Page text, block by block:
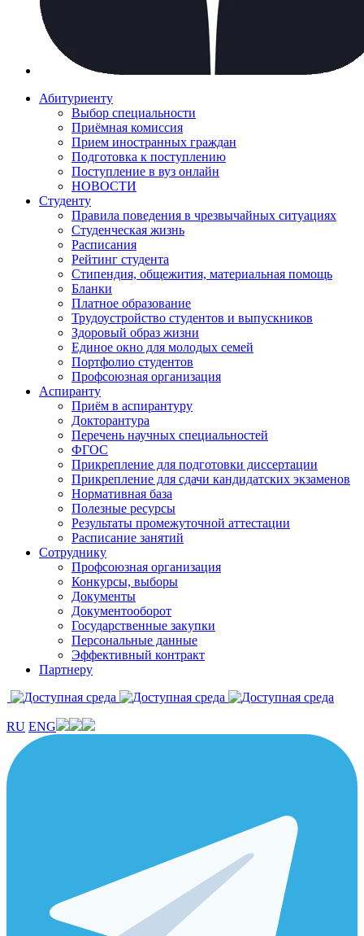
Абитуриенту
Выбор специальности
Приёмная комиссия
Прием иностранных граждан
Подготовка к поступлению
Поступление в вуз онлайн
НОВОСТИ
Студенту
Правила поведения в чрезвычайных ситуациях
Студенческая жизнь
Расписания
Рейтинг студента
Стипендия, общежития, материальная помощь
Бланки
Платное образование
Трудоустройство студентов и выпускников
Здоровый образ жизни
Единое окно для молодых семей
Портфолио студентов
Профсоюзная организация
Аспиранту
Приём в аспирантуру
Докторантура
Перечень научных специальностей
ФГОС
Прикрепление для подготовки диссертации
Прикрепление для сдачи кандидатских экзаменов
Нормативная база
Полезные ресурсы
Результаты промежуточной аттестации
Расписание занятий
Сотруднику
Профсоюзная организация
Конкурсы, выборы
Документы
Документооборот
Государственные закупки
Персональные данные
Эффективный контракт
Партнеру
RU ENG